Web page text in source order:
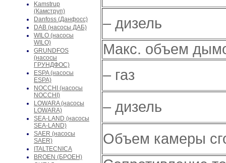
Kamstrup
(Камструп)
Danfoss (Данфосс)
DAB (насосы ДАБ)
WILO (насосы
WILO)
GRUNDFOS
(насосы
ГРУНДФОС)
ESPA (насосы
ESPA)
NOCCHI (насосы
NOCCHI)
LOWARA (насосы
LOWARA)
SEA-LAND (насосы
SEA-LAND)
SAER (насосы
SAER)
ITALTECNICA
BROEN (БРОЕН)
– дизель
Макс. объем
– газ
– дизель
Объем камеры